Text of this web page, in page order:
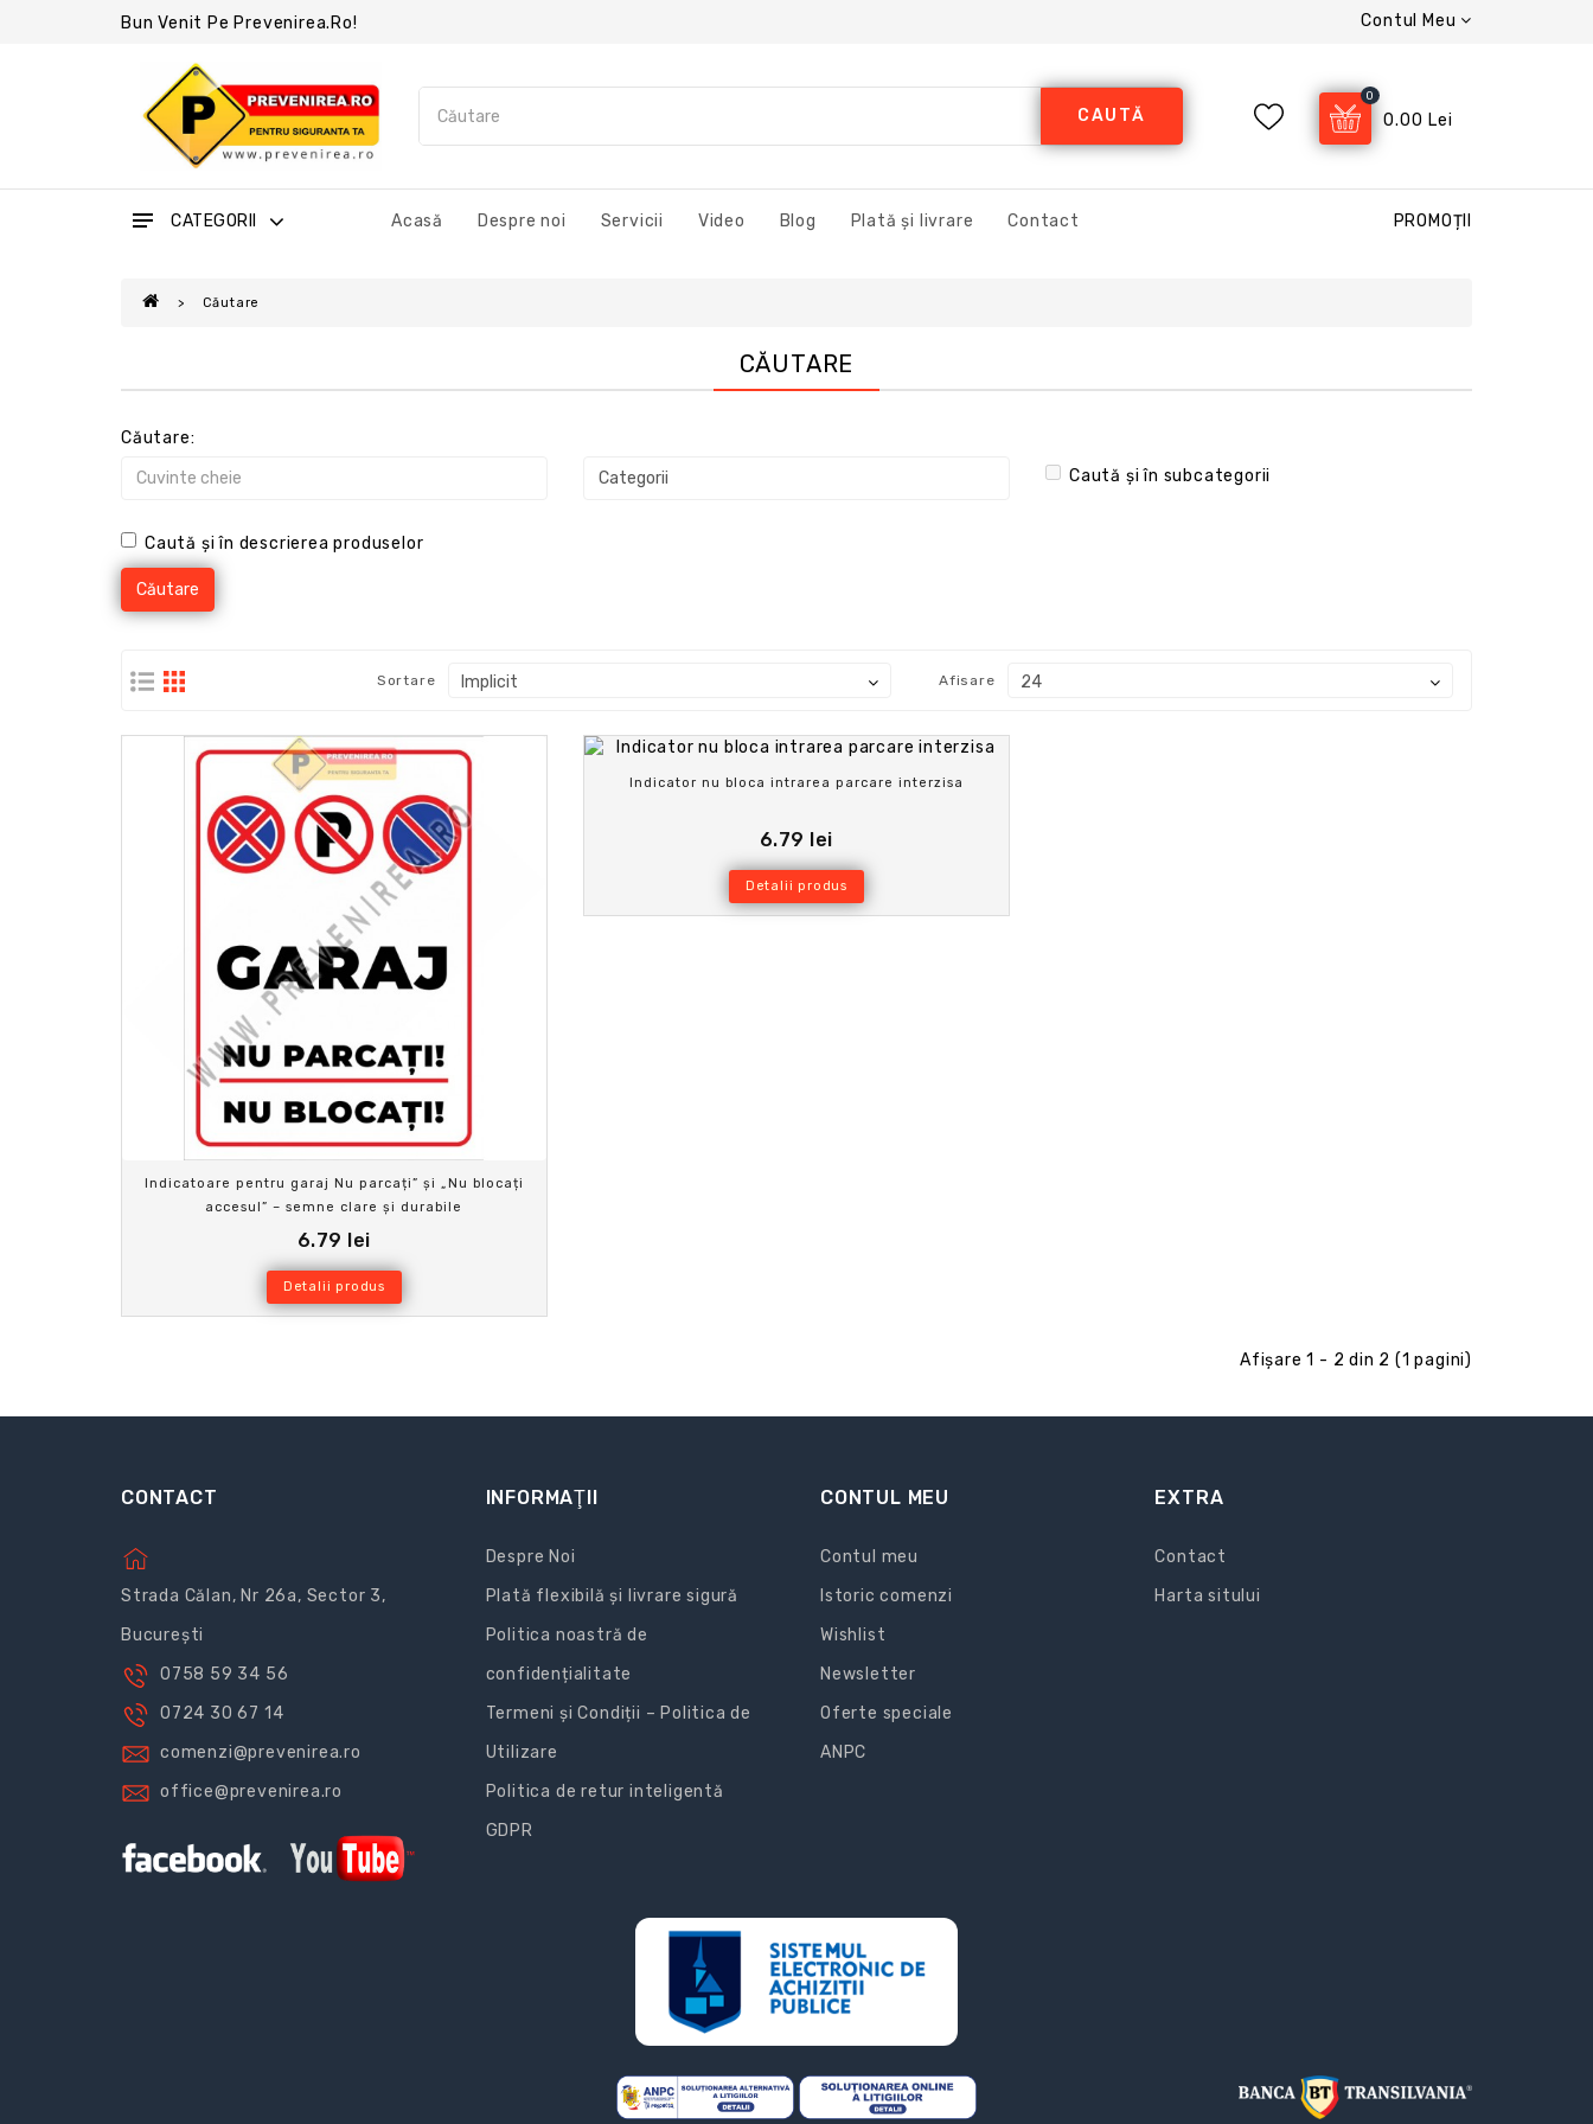
Bun Venit Pe Prevenirea.ro! Contul Meu
CAUTĂ
0
0.00 Lei
CATEGORII Acasă Despre noi Servicii Video Blog Plată și livrare Contact PROMOȚII
Căutare
CĂUTARE
Căutare:
Caută și în subcategorii
Caută și în descrierea produselor
Sortare Afisare
Indicatoare pentru garaj Nu parcați” și „Nu blocați
accesul” – semne clare și durabile
6.79 lei
Detalii produs
Indicator nu bloca intrarea parcare interzisa
6.79 lei
Detalii produs
Afişare 1 - 2 din 2 (1 pagini)
CONTACT
Strada Călan, Nr 26a, Sector 3,
București
0758 59 34 56
0724 30 67 14
comenzi@prevenirea.ro
office@prevenirea.ro
INFORMAŢII
Despre Noi
Plată flexibilă și livrare sigură
Politica noastră de
confidențialitate
Termeni și Condiții – Politica de
Utilizare
Politica de retur inteligentă
GDPR
CONTUL MEU
Contul meu
Istoric comenzi
Wishlist
Newsletter
Oferte speciale
ANPC
EXTRA
Contact
Harta sitului